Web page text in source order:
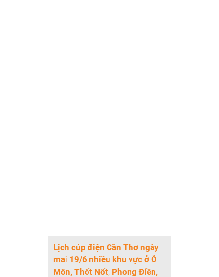
Lịch cúp điện Cần Thơ ngày
mai 19/6 nhiều khu vực ở Ô
Môn, Thốt Nốt, Phong Điền,